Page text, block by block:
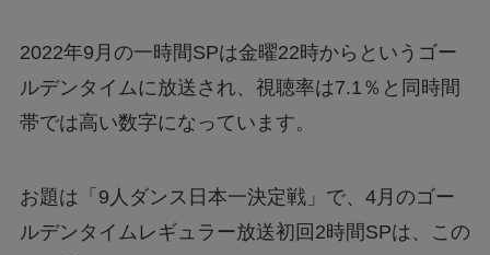
2022年9月の一時間SPは金曜22時からというゴー
ルデンタイムに放送され、視聴率は7.1％と同時間
帯では高い数字になっています。
お題は「9人ダンス日本一決定戦」で、4月のゴー
ルデンタイムレギュラー放送初回2時間SPは、この